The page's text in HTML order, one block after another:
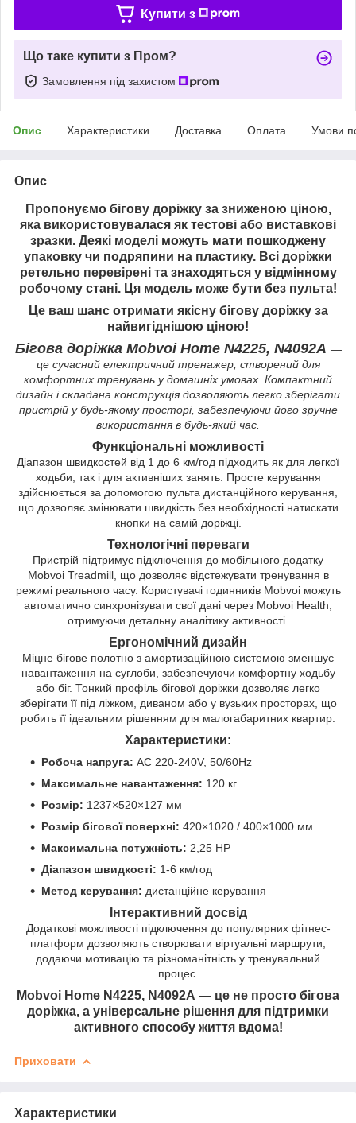
Купити з
Що таке купити з Пром?
Замовлення під захистом
Опис Характеристики Доставка Оплата Умови
Опис
Пропонуємо бігову доріжку за зниженою ціною,
яка використовувалася як тестові або виставкові
зразки. Деякі моделі можуть мати пошкоджену
упаковку чи подряпини на пластику. Всі доріжки
ретельно перевірені та знаходяться у відмінному
робочому стані. Ця модель може бути без пульта!
Це ваш шанс отримати якісну бігову доріжку за
найвигіднішою ціною!
Бігова доріжка Mobvoi Home N4225, N4092А —
це сучасний електричний тренажер, створений для
комфортних тренувань у домашніх умовах. Компактний
дизайн і складана конструкція дозволяють легко зберігати
пристрій у будь-якому просторі, забезпечуючи його зручне
використання в будь-який час.
Функціональні можливості
Діапазон швидкостей від 1 до 6 км/год підходить як для легкої
ходьби, так і для активніших занять. Просте керування
здійснюється за допомогою пульта дистанційного керування,
що дозволяє змінювати швидкість без необхідності натискати
кнопки на самій доріжці.
Технологічні переваги
Пристрій підтримує підключення до мобільного додатку
Mobvoi Treadmill, що дозволяє відстежувати тренування в
режимі реального часу. Користувачі годинників Mobvoi можуть
автоматично синхронізувати свої дані через Mobvoi Health,
отримуючи детальну аналітику активності.
Ергономічний дизайн
Міцне бігове полотно з амортизаційною системою зменшує
навантаження на суглоби, забезпечуючи комфортну ходьбу
або біг. Тонкий профіль бігової доріжки дозволяє легко
зберігати її під ліжком, диваном або у вузьких просторах, що
робить її ідеальним рішенням для малогабаритних квартир.
Характеристики:
Робоча напруга: AC 220-240V, 50/60Hz
Максимальне навантаження: 120 кг
Розмір: 1237×520×127 мм
Розмір бігової поверхні: 420×1020 / 400×1000 мм
Максимальна потужність: 2,25 HP
Діапазон швидкості: 1-6 км/год
Метод керування: дистанційне керування
Інтерактивний досвід
Додаткові можливості підключення до популярних фітнес-
платформ дозволяють створювати віртуальні маршрути,
додаючи мотивацію та різноманітність у тренувальний
процес.
Mobvoi Home N4225, N4092А — це не просто бігова
доріжка, а універсальне рішення для підтримки
активного способу життя вдома!
Приховати
Характеристики